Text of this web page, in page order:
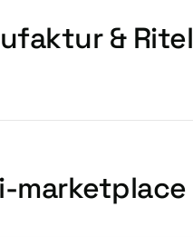
& Ritel
marketplace